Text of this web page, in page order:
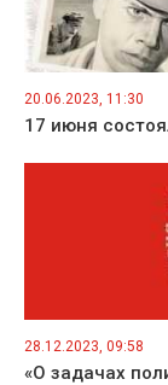
20.06.2023, 11:30
17 июня
28.12.2023, 09:58
«О задачах